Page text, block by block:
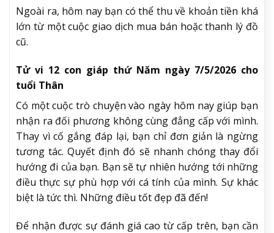
Ngoài ra, hôm nay bạn có thể thu về khoản tiền khá
lớn từ một cuộc giao dịch mua bán hoặc thanh lý đồ
cũ.
Tử vi 12 con giáp thứ Năm ngày 7/5/2026 cho
tuổi Thân
Có một cuộc trò chuyện vào ngày hôm nay giúp bạn
nhận ra đối phương không cùng đẳng cấp với mình.
Thay vì cố gắng đáp lại, bạn chỉ đơn giản là ngừng
tương tác. Quyết định đó sẽ nhanh chóng thay đổi
hướng đi của bạn. Bạn sẽ tự nhiên hướng tới những
điều thực sự phù hợp với cá tính của mình. Sự khác
biệt là tức thì. Những điều tốt đẹp đã đến!
Để nhận được sự đánh giá cao từ cấp trên, bạn cần